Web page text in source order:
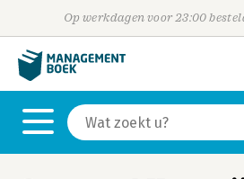
Op werkdagen voor 23:00